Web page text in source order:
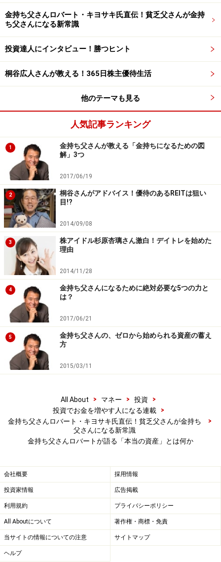
なると、教育も受けず、コントロールする術も持たず、
保険もかけない状態で投資する人があまりにも多いのに
驚かされます。まずはお金について自分自身を教育する
ことです。
お金について楽しく学びましょう。そして金持ちになる
★第6回は、お金の物語を表す「財務諸表」と「お金の
★第1回目から復習したい方はコチラへ！
「貧乏父さんが金持ち父さんに変わる新常識連載」
ロバート・キヨサキ氏
投資家、ビジネスマン、ベストセラー作家。著書『金持
ち父さん 貧乏父さん』にて金持ちがお金について自分
の子供たちに教えていること、中流以下の人たちが教え
ていないことを明かす。労働所得(給料)で生きるのでは
なく、お金がお金を稼ぎ出す不労所得の重要性を説き、
お金教育の一環として『キャッシュフローゲーム』を開
発した。
http://www.richdad-jp.com/
※記事内容は執筆時点のものです。最新の内容をご確認くださ
金持ち父さんロバート・キヨサキ氏直伝！貧乏父さんが金持
ち父さんになる新常識
投資達人にインタビュー！勝つヒント
桐谷広人さんが教える！365日株主優待生活
他のテーマも見る
人気記事ランキング
1
金持ち父さんが教える「金持ちになるための図
解」3つ
2017/06/19
2
桐谷さんがアドバイス！優待のあるREITは狙い
目!?
2014/09/08
3
株アイドル杉原杏璃さん激白！デイトレを始めた
理由
2014/11/28
4
金持ち父さんになるために絶対必要な5つの力と
は？
2017/06/21
5
金持ち父さんの、ゼロから始められる資産の蓄え
方
2015/03/11
All About > マネー > 投資
>
投資でお金を増やす人になる連載
>
金持ち父さんロバート・キヨサキ氏直伝！貧乏父さんが金持ち
父さんになる新常識
>
金持ち父さんロバートが語る「本当の資産」とは何か
会社概要 採用情報
投資家情報 広告掲載
利用規約 プライバシーポリシー
All Aboutについて 著作権・商標・免責
当サイトの情報についての注意 サイトマップ
ヘルプ